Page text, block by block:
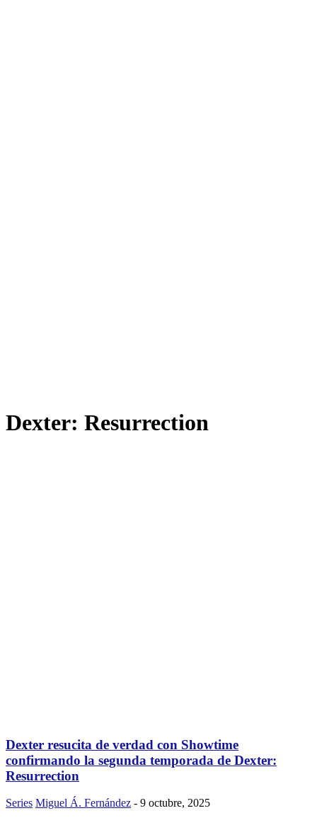
Dexter: Resurrection
Dexter resucita de verdad con Showtime
confirmando la segunda temporada de Dexter:
Resurrection
Series Miguel Á. Fernández - 9 octubre, 2025